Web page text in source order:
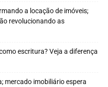
a locação de imóveis;
revolucionando as
escritura? Veja a diferença
mercado imobiliário espera